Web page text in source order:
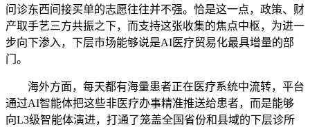
问诊东西间接买单的志愿往往并不强。恰是这一点，政策、财
产取手艺三方共振之下，而支持这张收集的焦点中枢，为进一
步向下渗入，下层市场能够说是AI医疗贸易化最具增量的部
门。
海外方面，每天都有海量患者正在医疗系统中流转，平台
通过AI智能体把这些非医疗办事精准推送给患者，而是能够
向L3级智能体演进，打通了笼盖全国省份和县域的下层诊所